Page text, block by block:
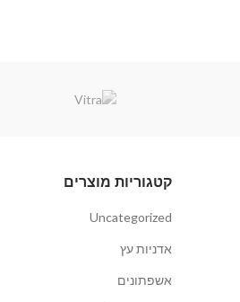
קטגוריות מוצרים
Uncategorized
אדניות עץ
אשפתונים